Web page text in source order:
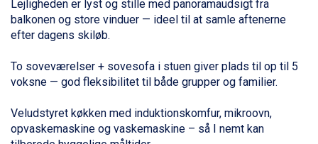
Bad Gastein fra DKK 4.195
Alleghe fra DKK 5.595
Sauze dOulx fra DKK 4.045
La Thuile fra DKK 4.595
Cervinia fra DKK 5.295
Saalbach fra DKK 5.945
Lejligheden er lyst og stille med panoramaudsigt fra
balkonen og store vinduer — ideel til at samle aftenerne
efter dagens skiløb.
To soveværelser + sovesofa i stuen giver plads til op til 5
voksne — god fleksibilitet til både grupper og familier.
Veludstyret køkken med induktionskomfur, mikroovn,
opvaskemaskine og vaskemaskine – så I nemt kan